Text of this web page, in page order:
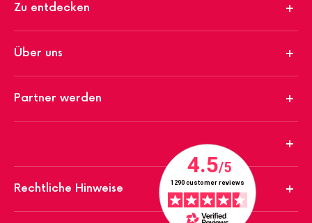
Zu entdecken
Über uns
Partner werden
Rechtliche Hinweise